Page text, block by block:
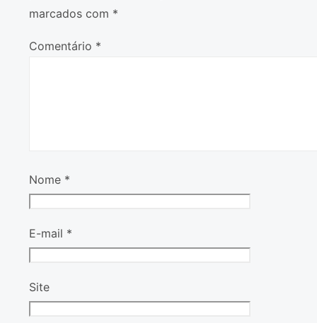
marcados com *
Comentário *
Nome *
E-mail *
Site